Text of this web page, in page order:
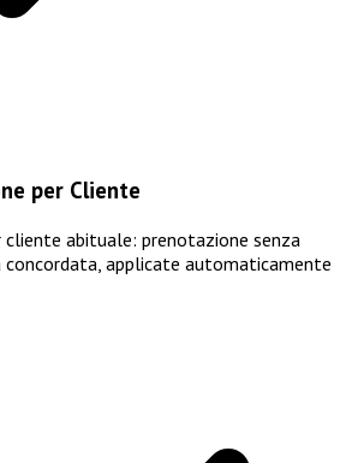
per Cliente
cliente abituale: prenotazione senza
applicate automaticamente